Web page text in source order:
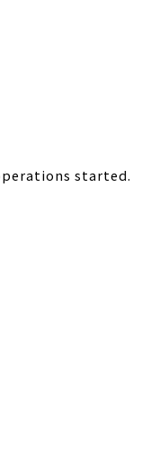
started.